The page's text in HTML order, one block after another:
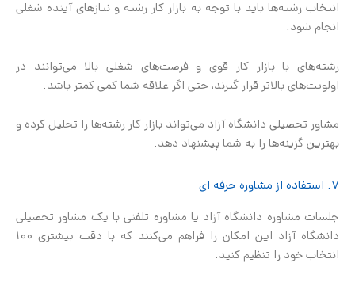
انتخاب رشته‌ها باید با توجه به بازار کار رشته و نیازهای آینده شغلی
انجام شود.
رشته‌های با بازار کار قوی و فرصت‌های شغلی بالا می‌توانند در
اولویت‌های بالاتر قرار گیرند، حتی اگر علاقه شما کمی کمتر باشد.
مشاور تحصیلی دانشگاه آزاد می‌تواند بازار کار رشته‌ها را تحلیل کرده و
بهترین گزینه‌ها را به شما پیشنهاد دهد.
۷. استفاده از مشاوره حرفه ای
جلسات مشاوره دانشگاه آزاد یا مشاوره تلفنی با یک مشاور تحصیلی
دانشگاه آزاد این امکان را فراهم می‌کنند که با دقت بیشتری ۱۰۰
انتخاب خود را تنظیم کنید.